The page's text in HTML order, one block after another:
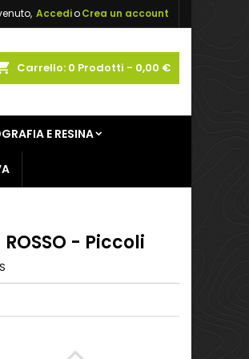
AccedioCrea un account
Carrello: 0 Prodotti - 0,00 €
E RESINA
- Piccoli